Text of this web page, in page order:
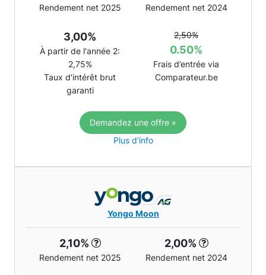
Rendement net 2025 Rendement net 2024
3,00%
À partir de l'année 2:
2,75%
Taux d'intérêt brut
garanti
2,50%
0.50%
Frais d’entrée via
Comparateur.be
Demandez une offre »
Plus d’info
Yongo Moon
2,10%
Rendement net 2025
2,00%
Rendement net 2024